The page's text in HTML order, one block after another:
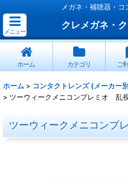
メガネ・補聴器・
メニュー
クレメガネ・
ホーム カテゴリ ご
ホーム > コンタクトレンズ (メーカー
> ツーウィークメニコンプレミオ 乱
ツーウィークメニコンプ